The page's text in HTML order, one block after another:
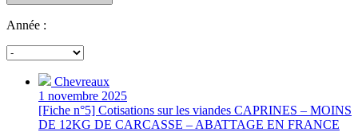
Année :
Chevreaux
1 novembre 2025
[Fiche n°5] Cotisations sur les viandes CAPRINES – MOINS
DE 12KG DE CARCASSE – ABATTAGE EN FRANCE